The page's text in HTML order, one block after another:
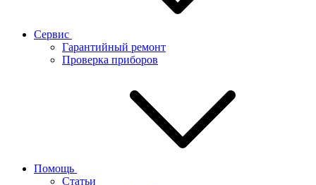
Сервис
Гарантийный ремонт
Проверка приборов
Помощь
Статьи